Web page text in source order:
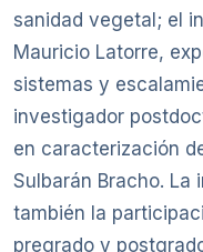
sanidad vegetal; el
Mauricio Latorre,
sistemas y
investigador
en caracterización
Sulbarán Bracho.
también la
pregrado y